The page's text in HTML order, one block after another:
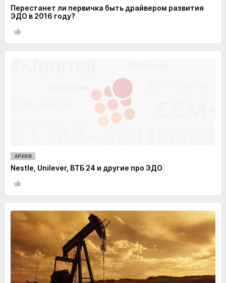
Перестанет ли первичка быть драйвером развития
ЭДО в 2016 году?
АРХИВ
Nestle, Unilever, ВТБ 24 и другие про ЭДО